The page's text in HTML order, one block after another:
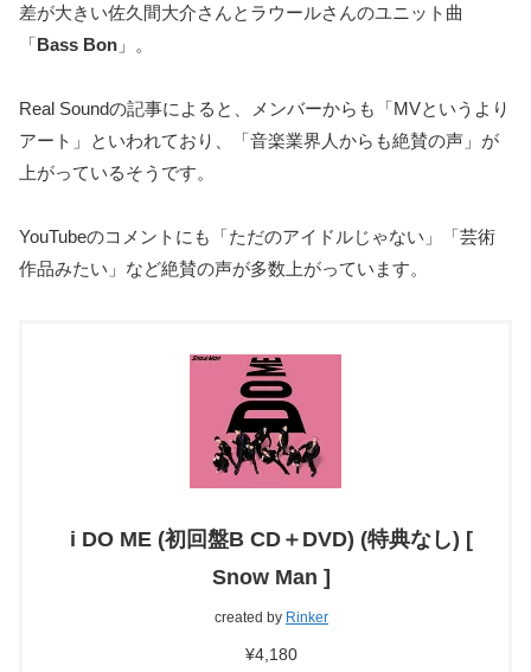
差が大きい佐久間大介さんとラウールさんのユニット曲
「Bass Bon 」。
Real Soundの記事によると、メンバーからも「MVというより
アート」といわれており、「音楽業界人からも絶賛の声」が
上がっているそうです。
YouTubeのコメントにも「ただのアイドルじゃない」「芸術
作品みたい」など絶賛の声が多数上がっています。
i DO ME (初回盤B CD＋DVD) (特典なし) [
Snow Man ]
created by Rinker
¥4,180